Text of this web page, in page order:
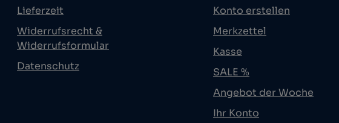
Lieferzeit
Widerrufsrecht &
Widerrufsformular
Datenschutz
Konto erstellen
Merkzettel
Kasse
SALE %
Angebot der Woche
Ihr Konto